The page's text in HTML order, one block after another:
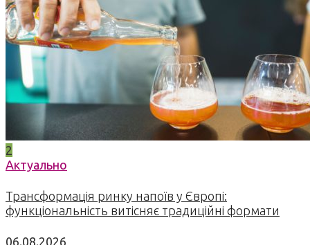
2
Актуально
Трансформація ринку напоїв у Європі:
функціональність витісняє традиційні формати
06.08.2026